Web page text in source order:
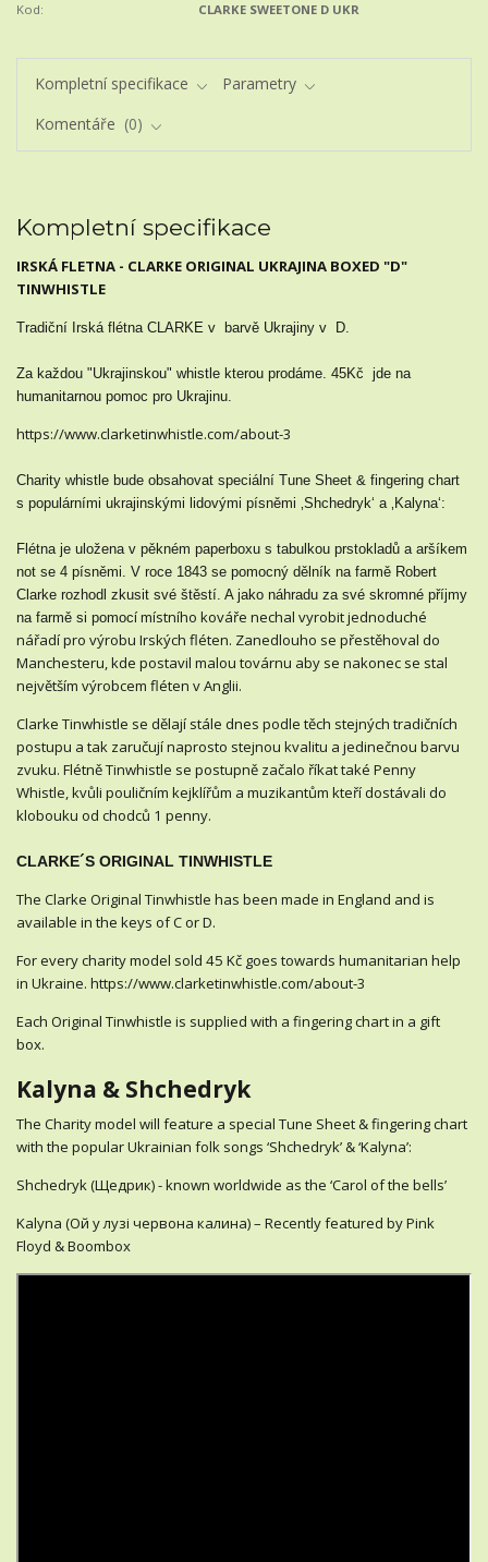
Kod:
CLARKE SWEETONE D UKR
Kompletní specifikace
Parametry
Komentáře
0
Kompletní specifikace
IRSKÁ FLETNA - CLARKE ORIGINAL UKRAJINA BOXED "D"
TINWHISTLE
Tradiční Irská flétna CLARKE v barvě Ukrajiny v D.
Za každou "Ukrajinskou" whistle kterou prodáme. 45Kč jde na
humanitarnou pomoc pro Ukrajinu.
https://www.clarketinwhistle.com/about-3
Charity whistle bude obsahovat speciální Tune Sheet & fingering chart
s populárními ukrajinskými lidovými písněmi ‚Shchedryk‘ a ‚Kalyna‘:
Flétna je uložena v pěkném paperboxu s tabulkou prstokladů a aršíkem
not se 4 písněmi. V roce 1843 se pomocný dělník na farmě Robert
Clarke rozhodl zkusit své štěstí. A jako náhradu za své skromné příjmy
na farmě si pomocí místního kováře nechal vyrobit jednoduché
nářadí pro výrobu Irských fléten. Zanedlouho se přestěhoval do
Manchesteru, kde postavil malou továrnu aby se nakonec se stal
největším výrobcem fléten v Anglii.
Clarke Tinwhistle se dělají stále dnes podle těch stejných tradičních
postupu a tak zaručují naprosto stejnou kvalitu a jedinečnou barvu
zvuku. Flétně Tinwhistle se postupně začalo říkat také Penny
Whistle, kvůli pouličním kejklířům a muzikantům kteří dostávali do
klobouku od chodců 1 penny.
CLARKE´S ORIGINAL TINWHISTLE
The Clarke Original Tinwhistle has been made in England and is
available in the keys of C or D.
For every charity model sold 45 Kč goes towards humanitarian help
in Ukraine. https://www.clarketinwhistle.com/about-3
Each Original Tinwhistle is supplied with a fingering chart in a gift
box.
Kalyna & Shchedryk
The Charity model will feature a special Tune Sheet & fingering chart
with the popular Ukrainian folk songs ‘Shchedryk’ & ‘Kalyna’:
Shchedryk (Щедрик) - known worldwide as the ‘Carol of the bells’
Kalyna (Ой у лузі червона калина) – Recently featured by Pink
Floyd & Boombox